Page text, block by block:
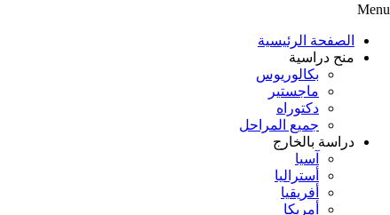
Menu
الصفحة الرئيسية
منح دراسية
بكالوريوس
ماجستير
دكتوراه
جميع المراحل
دراسة بالخارج
آسيا
أستراليا
أفريقيا
أمريكا